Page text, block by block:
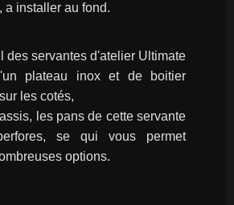
a installer au fond.
des servantes d'atelier Ultimate
plateau inox et de boitier
les cotés,
les pans de cette servante
se qui vous permet
options.